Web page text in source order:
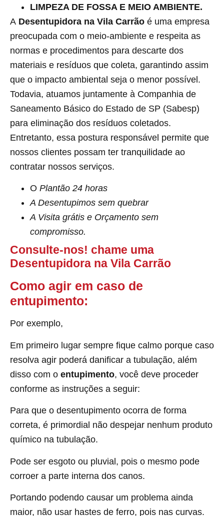
LIMPEZA DE FOSSA E MEIO AMBIENTE.
A Desentupidora na Vila Carrão é uma empresa
preocupada com o meio-ambiente e respeita as
normas e procedimentos para descarte dos
materiais e resíduos que coleta, garantindo assim
que o impacto ambiental seja o menor possível.
Todavia, atuamos juntamente à Companhia de
Saneamento Básico do Estado de SP (Sabesp)
para eliminação dos resíduos coletados.
Entretanto, essa postura responsável permite que
nossos clientes possam ter tranquilidade ao
contratar nossos serviços.
O Plantão 24 horas
A Desentupimos sem quebrar
A Visita grátis e Orçamento sem
compromisso.
Consulte-nos! chame uma
Desentupidora na Vila Carrão
Como agir em caso de
entupimento:
Por exemplo,
Em primeiro lugar sempre fique calmo porque caso
resolva agir poderá danificar a tubulação, além
disso com o entupimento, você deve proceder
conforme as instruções a seguir:
Para que o desentupimento ocorra de forma
correta, é primordial não despejar nenhum produto
químico na tubulação.
Pode ser esgoto ou pluvial, pois o mesmo pode
corroer a parte interna dos canos.
Portando podendo causar um problema ainda
maior, não usar hastes de ferro, pois nas curvas.